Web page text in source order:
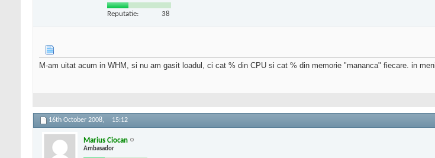
Reputatie: 38
M-am uitat acum in WHM, si nu am gasit loadul, ci cat % din CPU si cat % din memorie "mananca" fiecare. in
16th October 2008, 15:12
Marius Ciocan
Ambasador